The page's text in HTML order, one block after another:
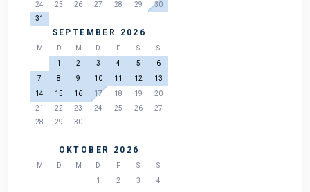
24
25 26 27 28 29
30
31
SEPTEMBER 2026
M D M D F S
S
1
2 3 4 5
6
7
8 9 10 11 12
13
14
15 16 17 18 19
20
21
22 23 24 25 26
27
28
29 30
OKTOBER 2026
M D M D F S
S
1
2 3
4